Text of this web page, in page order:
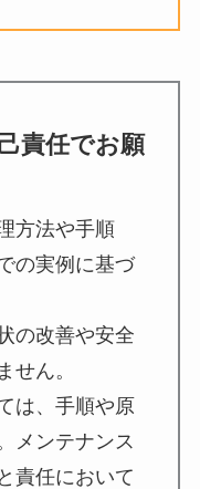
責任でお願
方法や手順
の実例に基づ
の改善や安全
せん。
は、手順や原
メンテナンス
責任において